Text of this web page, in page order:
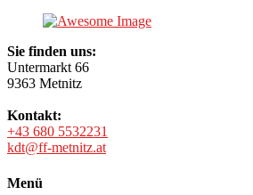
Sie finden uns:
Untermarkt 66
9363 Metnitz
Kontakt:
+43 680 5532231
kdt@ff-metnitz.at
Menü